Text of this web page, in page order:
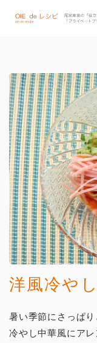
洋風冷や
暑い季節にさっぱ
冷やし中華風にアレ